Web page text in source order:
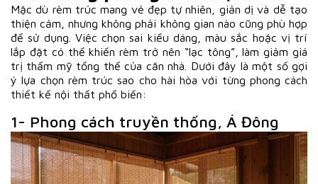
Mặc dù rèm trúc mang vẻ đẹp tự nhiên, giản dị và dễ tạo
thiện cảm, nhưng không phải không gian nào cũng phù hợp
để sử dụng. Việc chọn sai kiểu dáng, màu sắc hoặc vị trí
lắp đặt có thể khiến rèm trở nên “lạc tông”, làm giảm giá
trị thẩm mỹ tổng thể của căn nhà. Dưới đây là một số gợi
ý lựa chọn rèm trúc sao cho hài hòa với từng phong cách
thiết kế nội thất phổ biến:
1- Phong cách truyền thống, Á Đông